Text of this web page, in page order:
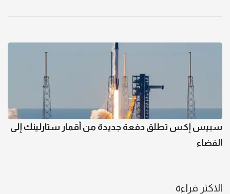
سبيس إكس تطلق دفعة جديدة من أقمار ستارلينك إلى
الفضاء
الاكثر قراءة